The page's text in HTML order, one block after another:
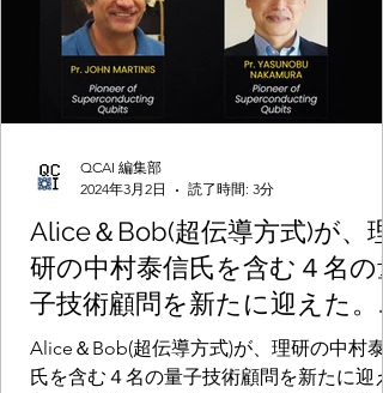
Alice＆Bob(超伝導方式)が、理
研の中村泰信氏を含む４名の
子技術顧問を新たに迎えた。
期的にロードマップ通りの高
能な量子コンピュータ実現を
Alice＆Bob(超伝導方式)が、理研の中村泰
氏を含む４名の量子技術顧問を新たに迎え
QCAI 編集部
2024年3月2日
読了時間: 3分